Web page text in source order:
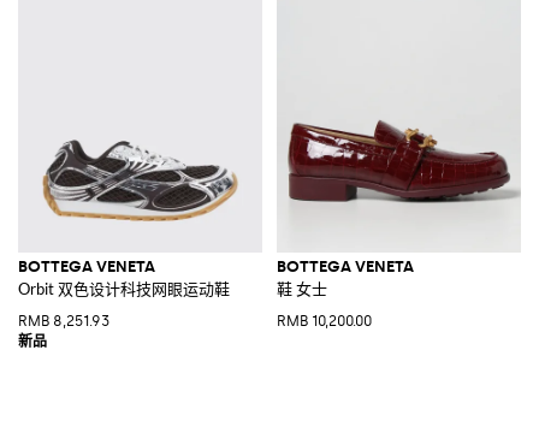
BOTTEGA VENETA
Orbit 双色设计科技网眼运动鞋
RMB 8,251.93
BOTTEGA VENETA
鞋 女士
RMB 10,200.00